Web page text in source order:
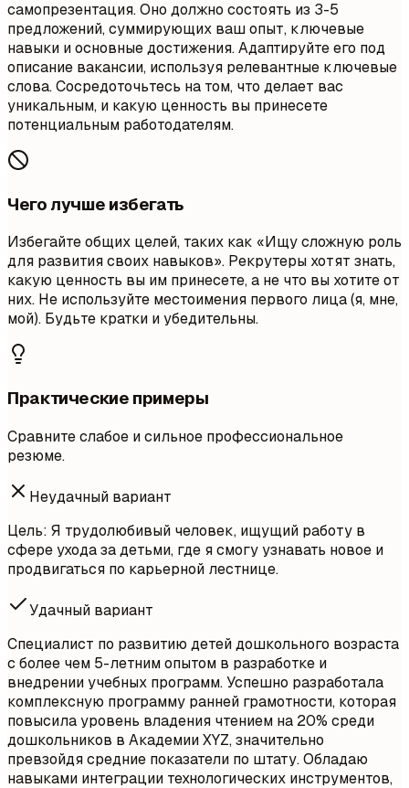
самопрезентация. Оно должно состоять из 3-5
предложений, суммирующих ваш опыт, ключевые
навыки и основные достижения. Адаптируйте его под
описание вакансии, используя релевантные ключевые
слова. Сосредоточьтесь на том, что делает вас
уникальным, и какую ценность вы принесете
потенциальным работодателям.
Чего лучше избегать
Избегайте общих целей, таких как «Ищу сложную роль
для развития своих навыков». Рекрутеры хотят знать,
какую ценность вы им принесете, а не что вы хотите от
них. Не используйте местоимения первого лица (я, мне,
мой). Будьте кратки и убедительны.
Практические примеры
Сравните слабое и сильное профессиональное
резюме.
Неудачный вариант
Цель: Я трудолюбивый человек, ищущий работу в
сфере ухода за детьми, где я смогу узнавать новое и
продвигаться по карьерной лестнице.
Удачный вариант
Специалист по развитию детей дошкольного возраста
с более чем 5-летним опытом в разработке и
внедрении учебных программ. Успешно разработала
комплексную программу ранней грамотности, которая
повысила уровень владения чтением на 20% среди
дошкольников в Академии XYZ, значительно
превзойдя средние показатели по штату. Обладаю
навыками интеграции технологических инструментов,